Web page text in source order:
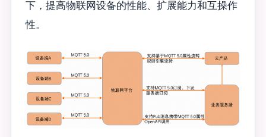
下，提高物联网设备的性能、扩展能力和互操作
性。